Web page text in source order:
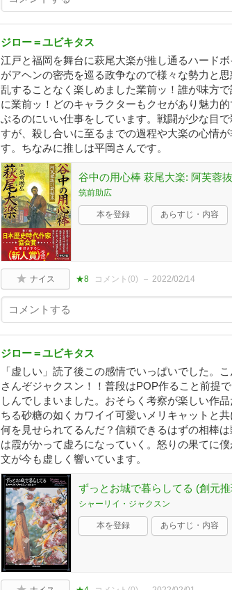
ジロー＝ユビキタス
江戸と福岡を舞台に萩尾大楽が推し通るハード
がアヘンの密売を巡る政争なので様々な勢力と
乱することなく楽しめました業前ッ！誰が味方
に業前ッ！どのキャラクターもクセがあり魅力
ぶるのにいい仕事をしています。戦闘が少な目
すが、殺し合いに至るまでの過程や大楽の心情
す。ちなみに推しは平岡さんです。
谷中の用心棒 萩尾大楽: 阿芙蓉
筑前助広
本を登録 あらすじ・内容
ナイス ★8 コメント(0) 2022/02/14
ジロー＝ユビキタス
「虚しい」読了後この感情でいっぱいでした。
さんぞジャクスン！！普段はPOP作ること前提
しんでしまいました。おそらく考察が楽しい作
ちる砂糖の如くカワイイ可愛いメリキャットと
何を見せられてるんだ？信頼できるはずの相棒
は霞がかって虚ろになっていく。怒りの果てに
文が今も虚しく響いています。
ずっとお城で暮らしてる (創元
シャーリイ・ジャクスン
本を登録 あらすじ・内容